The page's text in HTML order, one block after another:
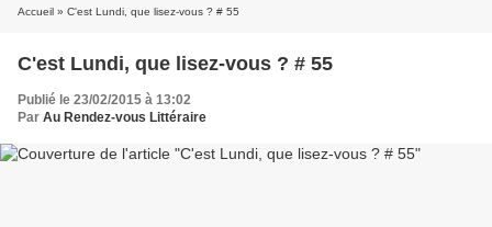
Accueil » C'est Lundi, que lisez-vous ? # 55
C'est Lundi, que lisez-vous ? # 55
Publié le 23/02/2015 à 13:02
Par Au Rendez-vous Littéraire